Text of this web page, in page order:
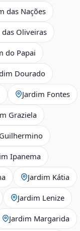
das Nações
das Oliveiras
do Papai
Dourado
Jardim Fontes
Graziela
Ipanema
Jardim Kátia
Jardim Lenize
Jardim Margarida